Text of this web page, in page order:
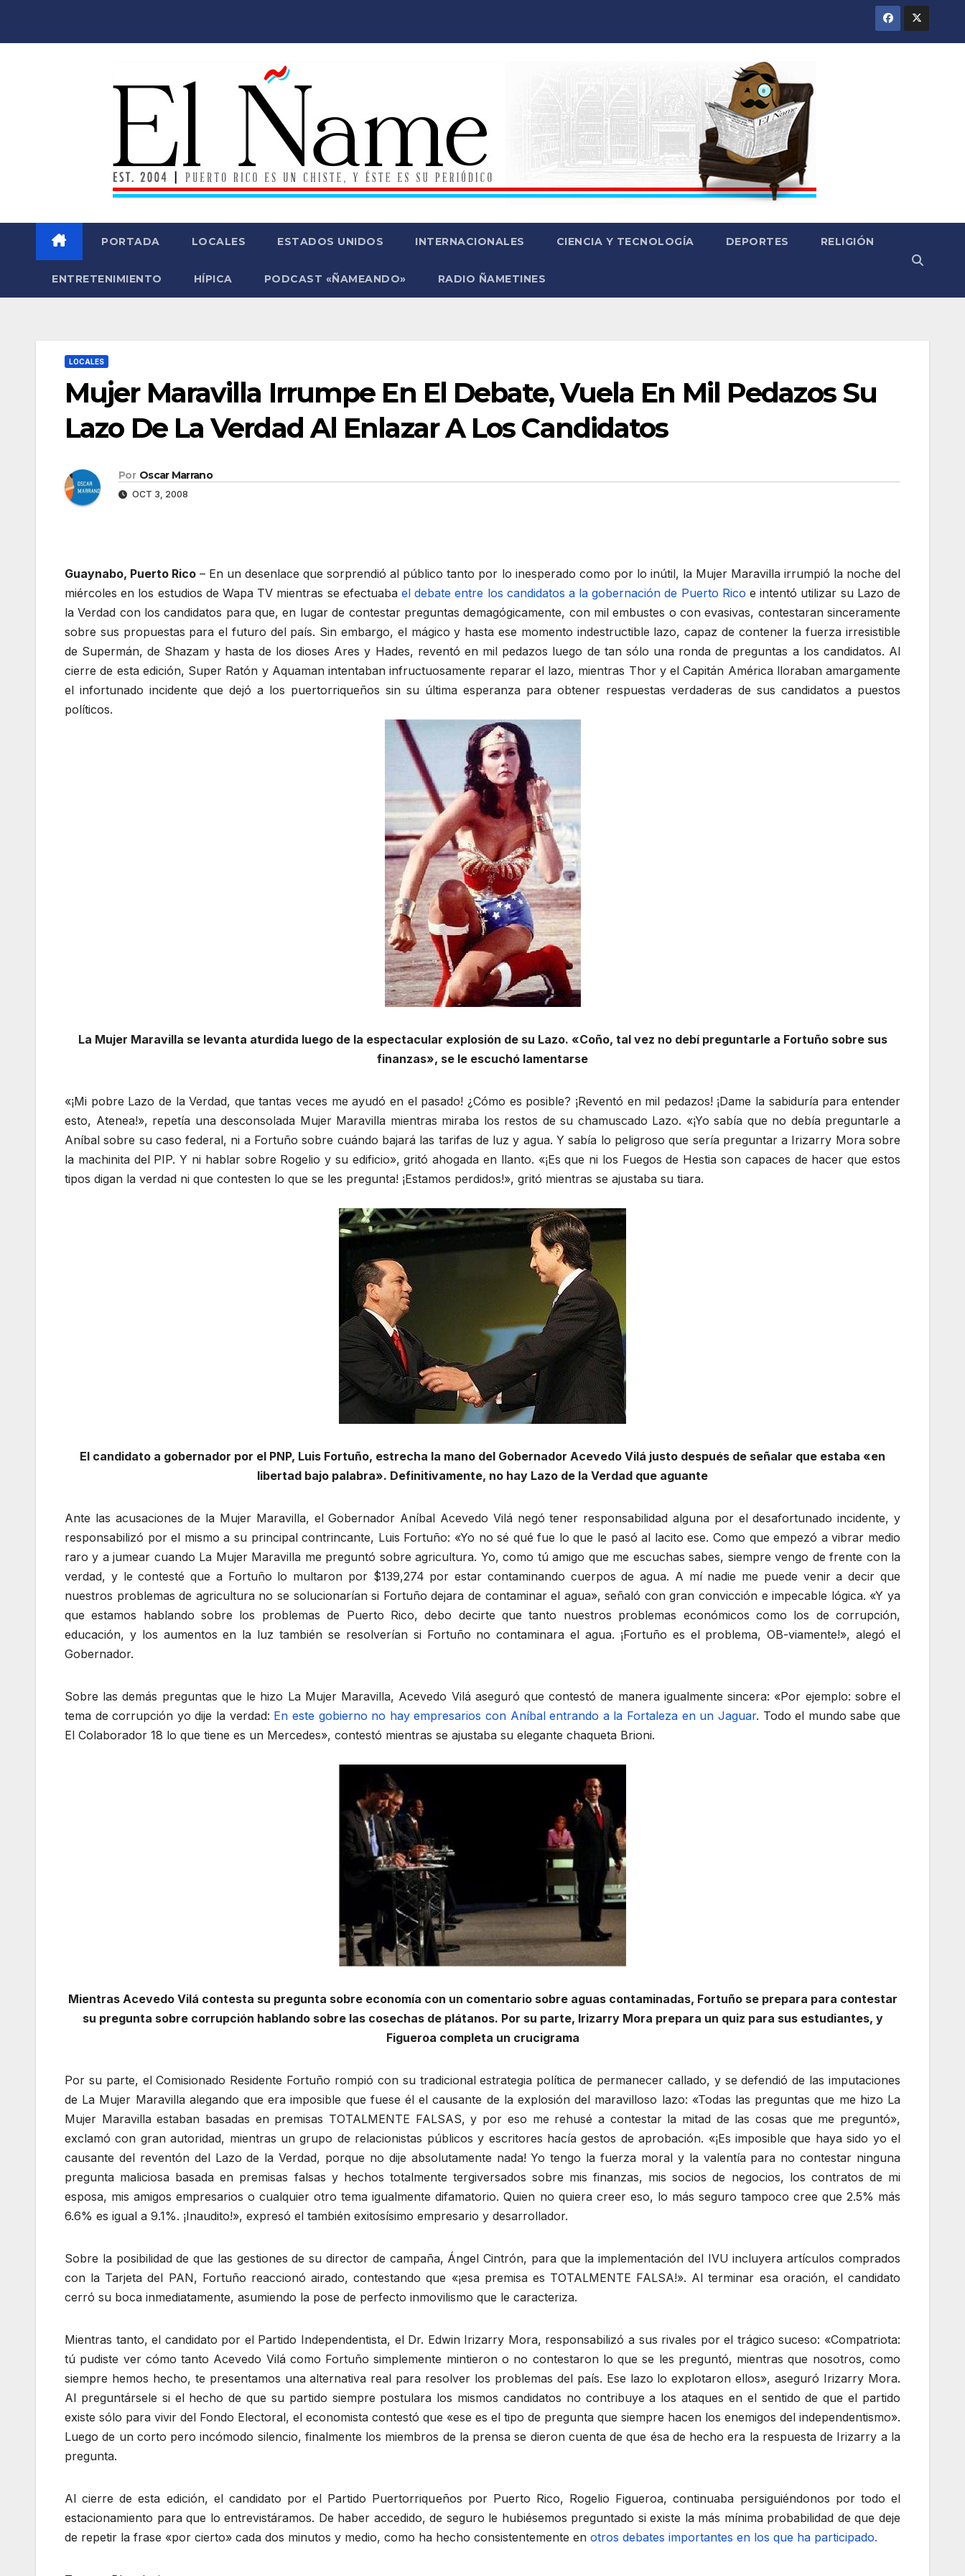
PORTADA LOCALES ESTADOS UNIDOS INTERNACIONALES CIENCIA Y TECNOLOGÍA DEPORTES RELIGIÓN
ENTRETENIMIENTO HÍPICA PODCAST «ÑAMEANDO» RADIO ÑAMETINES
LOCALES
Mujer Maravilla Irrumpe En El Debate, Vuela En Mil Pedazos Su
Lazo De La Verdad Al Enlazar A Los Candidatos
Por Oscar Marrano
OCT 3, 2008
Guaynabo, Puerto Rico – En un desenlace que sorprendió al público tanto por lo inesperado como por lo inútil, la Mujer Maravilla irrumpió la noche del
miércoles en los estudios de Wapa TV mientras se efectuaba el debate entre los candidatos a la gobernación de Puerto Rico e intentó utilizar su Lazo de
la Verdad con los candidatos para que, en lugar de contestar preguntas demagógicamente, con mil embustes o con evasivas, contestaran sinceramente
sobre sus propuestas para el futuro del país. Sin embargo, el mágico y hasta ese momento indestructible lazo, capaz de contener la fuerza irresistible
de Supermán, de Shazam y hasta de los dioses Ares y Hades, reventó en mil pedazos luego de tan sólo una ronda de preguntas a los candidatos. Al
cierre de esta edición, Super Ratón y Aquaman intentaban infructuosamente reparar el lazo, mientras Thor y el Capitán América lloraban amargamente
el infortunado incidente que dejó a los puertorriqueños sin su última esperanza para obtener respuestas verdaderas de sus candidatos a puestos
políticos.
La Mujer Maravilla se levanta aturdida luego de la espectacular explosión de su Lazo. «Coño, tal vez no debí preguntarle a Fortuño sobre sus
finanzas», se le escuchó lamentarse
«¡Mi pobre Lazo de la Verdad, que tantas veces me ayudó en el pasado! ¿Cómo es posible? ¡Reventó en mil pedazos! ¡Dame la sabiduría para entender
esto, Atenea!», repetía una desconsolada Mujer Maravilla mientras miraba los restos de su chamuscado Lazo. «¡Yo sabía que no debía preguntarle a
Aníbal sobre su caso federal, ni a Fortuño sobre cuándo bajará las tarifas de luz y agua. Y sabía lo peligroso que sería preguntar a Irizarry Mora sobre
la machinita del PIP. Y ni hablar sobre Rogelio y su edificio», gritó ahogada en llanto. «¡Es que ni los Fuegos de Hestia son capaces de hacer que estos
tipos digan la verdad ni que contesten lo que se les pregunta! ¡Estamos perdidos!», gritó mientras se ajustaba su tiara.
El candidato a gobernador por el PNP, Luis Fortuño, estrecha la mano del Gobernador Acevedo Vilá justo después de señalar que estaba «en
libertad bajo palabra». Definitivamente, no hay Lazo de la Verdad que aguante
Ante las acusaciones de la Mujer Maravilla, el Gobernador Aníbal Acevedo Vilá negó tener responsabilidad alguna por el desafortunado incidente, y
responsabilizó por el mismo a su principal contrincante, Luis Fortuño: «Yo no sé qué fue lo que le pasó al lacito ese. Como que empezó a vibrar medio
raro y a jumear cuando La Mujer Maravilla me preguntó sobre agricultura. Yo, como tú amigo que me escuchas sabes, siempre vengo de frente con la
verdad, y le contesté que a Fortuño lo multaron por $139,274 por estar contaminando cuerpos de agua. A mí nadie me puede venir a decir que
nuestros problemas de agricultura no se solucionarían si Fortuño dejara de contaminar el agua», señaló con gran convicción e impecable lógica. «Y ya
que estamos hablando sobre los problemas de Puerto Rico, debo decirte que tanto nuestros problemas económicos como los de corrupción,
educación, y los aumentos en la luz también se resolverían si Fortuño no contaminara el agua. ¡Fortuño es el problema, OB-viamente!», alegó el
Gobernador.
Sobre las demás preguntas que le hizo La Mujer Maravilla, Acevedo Vilá aseguró que contestó de manera igualmente sincera: «Por ejemplo: sobre el
tema de corrupción yo dije la verdad: En este gobierno no hay empresarios con Aníbal entrando a la Fortaleza en un Jaguar. Todo el mundo sabe que
El Colaborador 18 lo que tiene es un Mercedes», contestó mientras se ajustaba su elegante chaqueta Brioni.
Mientras Acevedo Vilá contesta su pregunta sobre economía con un comentario sobre aguas contaminadas, Fortuño se prepara para contestar
su pregunta sobre corrupción hablando sobre las cosechas de plátanos. Por su parte, Irizarry Mora prepara un quiz para sus estudiantes, y
Figueroa completa un crucigrama
Por su parte, el Comisionado Residente Fortuño rompió con su tradicional estrategia política de permanecer callado, y se defendió de las imputaciones
de La Mujer Maravilla alegando que era imposible que fuese él el causante de la explosión del maravilloso lazo: «Todas las preguntas que me hizo La
Mujer Maravilla estaban basadas en premisas TOTALMENTE FALSAS, y por eso me rehusé a contestar la mitad de las cosas que me preguntó»,
exclamó con gran autoridad, mientras un grupo de relacionistas públicos y escritores hacía gestos de aprobación. «¡Es imposible que haya sido yo el
causante del reventón del Lazo de la Verdad, porque no dije absolutamente nada! Yo tengo la fuerza moral y la valentía para no contestar ninguna
pregunta maliciosa basada en premisas falsas y hechos totalmente tergiversados sobre mis finanzas, mis socios de negocios, los contratos de mi
esposa, mis amigos empresarios o cualquier otro tema igualmente difamatorio. Quien no quiera creer eso, lo más seguro tampoco cree que 2.5% más
6.6% es igual a 9.1%. ¡Inaudito!», expresó el también exitosísimo empresario y desarrollador.
Sobre la posibilidad de que las gestiones de su director de campaña, Ángel Cintrón, para que la implementación del IVU incluyera artículos comprados
con la Tarjeta del PAN, Fortuño reaccionó airado, contestando que «¡esa premisa es TOTALMENTE FALSA!». Al terminar esa oración, el candidato
cerró su boca inmediatamente, asumiendo la pose de perfecto inmovilismo que le caracteriza.
Mientras tanto, el candidato por el Partido Independentista, el Dr. Edwin Irizarry Mora, responsabilizó a sus rivales por el trágico suceso: «Compatriota:
tú pudiste ver cómo tanto Acevedo Vilá como Fortuño simplemente mintieron o no contestaron lo que se les preguntó, mientras que nosotros, como
siempre hemos hecho, te presentamos una alternativa real para resolver los problemas del país. Ese lazo lo explotaron ellos», aseguró Irizarry Mora.
Al preguntársele si el hecho de que su partido siempre postulara los mismos candidatos no contribuye a los ataques en el sentido de que el partido
existe sólo para vivir del Fondo Electoral, el economista contestó que «ese es el tipo de pregunta que siempre hacen los enemigos del independentismo».
Luego de un corto pero incómodo silencio, finalmente los miembros de la prensa se dieron cuenta de que ésa de hecho era la respuesta de Irizarry a la
pregunta.
Al cierre de esta edición, el candidato por el Partido Puertorriqueños por Puerto Rico, Rogelio Figueroa, continuaba persiguiéndonos por todo el
estacionamiento para que lo entrevistáramos. De haber accedido, de seguro le hubiésemos preguntado si existe la más mínima probabilidad de que deje
de repetir la frase «por cierto» cada dos minutos y medio, como ha hecho consistentemente en otros debates importantes en los que ha participado.